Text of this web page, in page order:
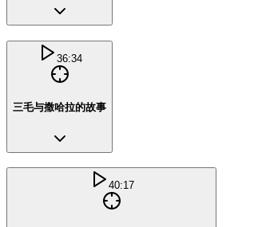
36:34
三毛与撒哈拉的故事
40:17